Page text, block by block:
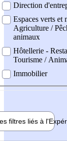
Direction
Espaces verts et
Agriculture /
animaux
Hôtellerie -
Tourisme /
Immobilier
filtres liés à l'